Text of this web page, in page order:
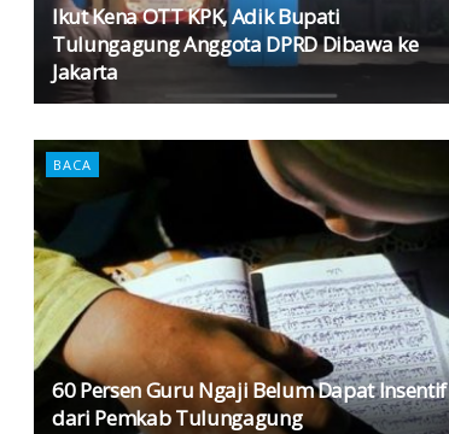
Ikut Kena OTT KPK, Adik Bupati
Tulungagung Anggota DPRD Dibawa ke
Jakarta
BACA
60 Persen Guru Ngaji Belum Dapat Insentif
dari Pemkab Tulungagung